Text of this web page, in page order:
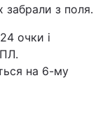
з поля.
очки і
на 6-му